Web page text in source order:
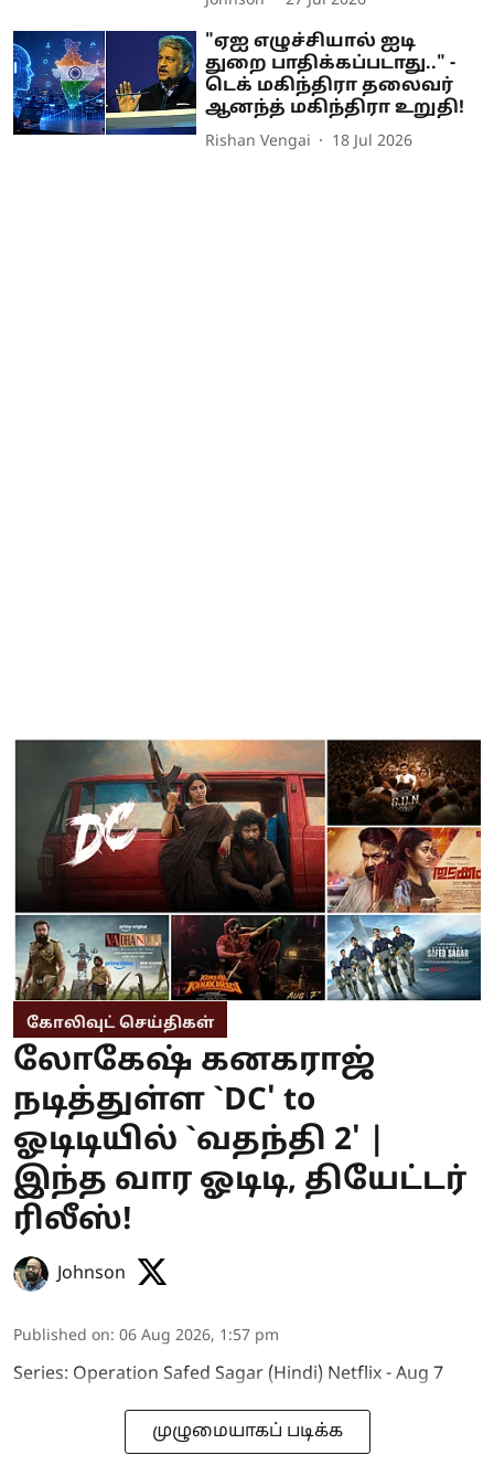
"ஏஐ எழுச்சியால் ஐடி
துறை பாதிக்கப்படாது.." -
டெக் மகிந்திரா தலைவர்
ஆனந்த் மகிந்திரா உறுதி!
Rishan Vengai 18 Jul 2026
கோலிவுட் செய்திகள்
லோகேஷ் கனகராஜ்
நடித்துள்ள `DC' to
ஓடிடியில் `வதந்தி 2' |
இந்த வார ஓடிடி, தியேட்டர்
ரிலீஸ்!
Johnson
Published on: 06 Aug 2026, 1:57 pm
Series: Operation Safed Sagar (Hindi) Netflix - Aug 7
முழுமையாகப் படிக்க